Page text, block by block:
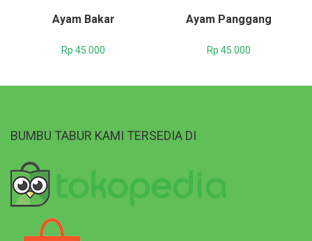
Ayam Bakar
Rp 45.000
Ayam Panggang
Rp 45.000
BUMBU TABUR KAMI TERSEDIA DI